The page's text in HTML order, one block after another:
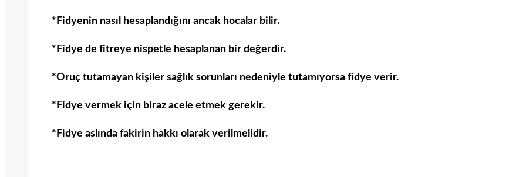
*Fidyenin nasıl hesaplandığını ancak hocalar bilir.
*Fidye de fitreye nispetle hesaplanan bir değerdir.
*Oruç tutamayan kişiler sağlık sorunları nedeniyle tutamıyorsa fidye verir.
*Fidye vermek için biraz acele etmek gerekir.
*Fidye aslında fakirin hakkı olarak verilmelidir.